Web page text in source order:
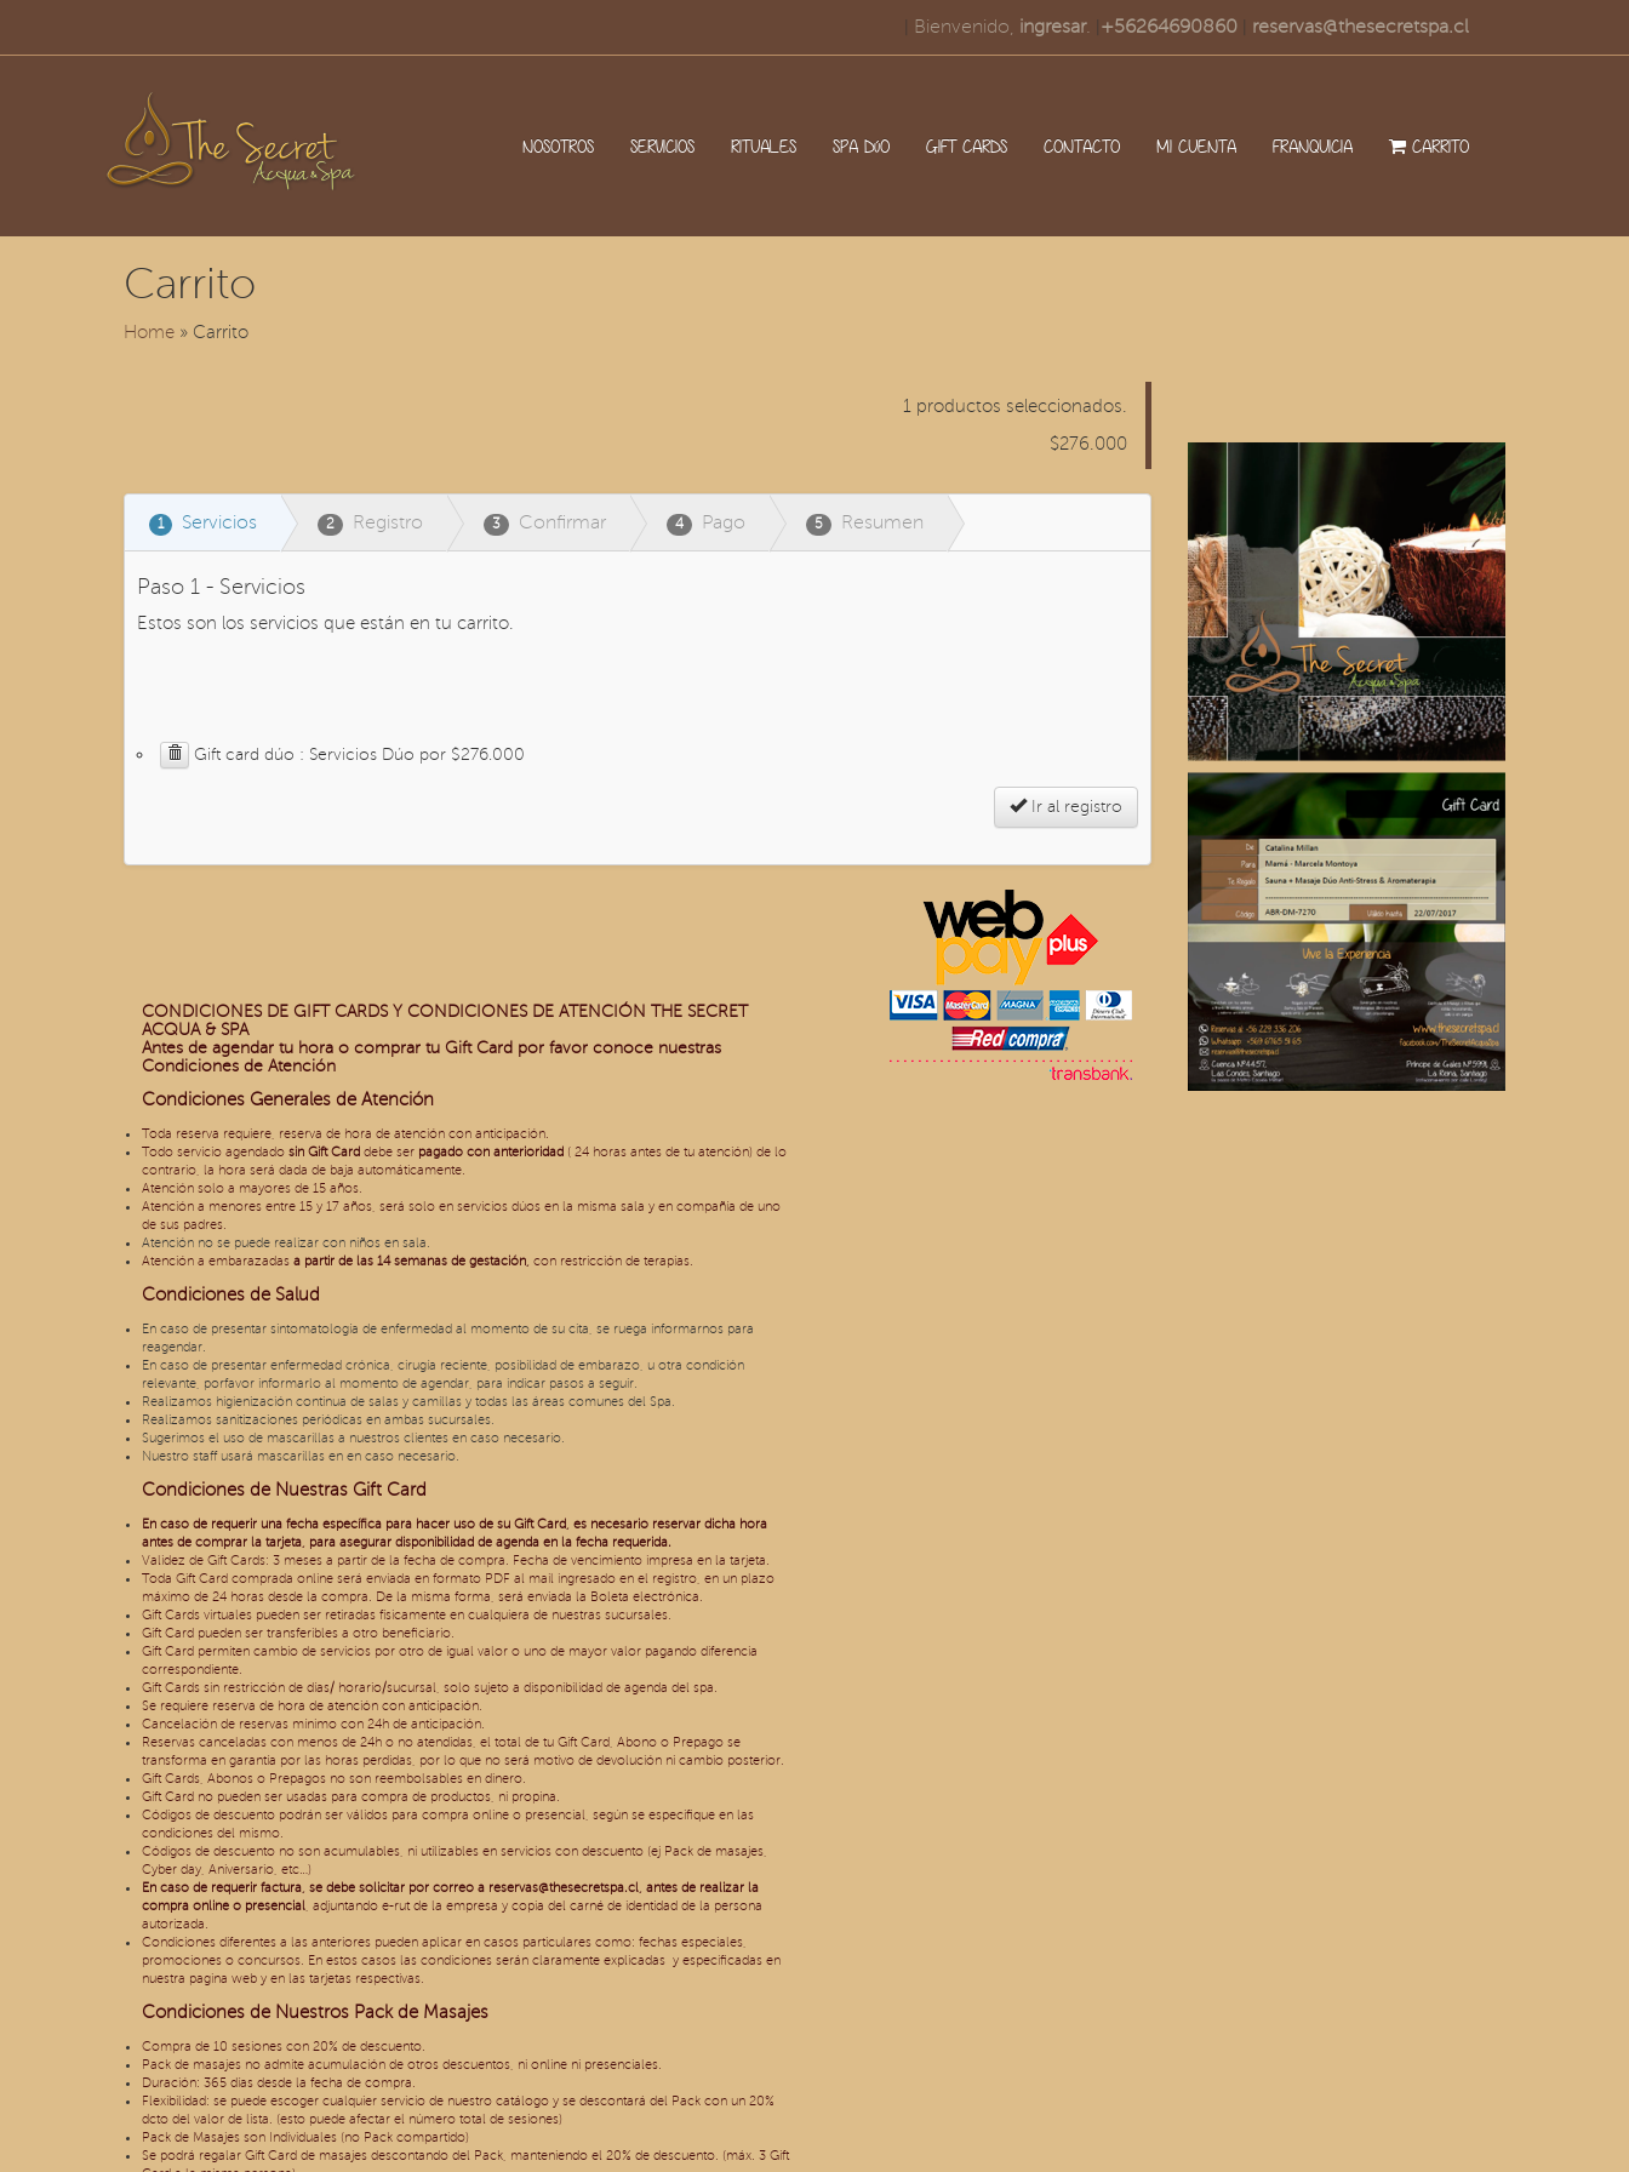
+56264690860 reservas@thesecretspa.cl
Bienvenido, ingresar.
NOSOTROS SERVICIOS RITUALES SPA DúO GIFT CARDS CONTACTO MI CUENTA FRANQUICIA CARRITO
Carrito
Home » Carrito
1 productos seleccionados.
$276.000
1 Servicios 2 Registro 3 Confirmar 4 Pago 5 Resumen
Paso 1 - Servicios
Estos son los servicios que están en tu carrito.
Gift card dúo : Servicios Dúo por $276.000
Ir al registro
CONDICIONES DE GIFT CARDS Y CONDICIONES DE ATENCIÓN THE SECRET
ACQUA & SPA
Antes de agendar tu hora o comprar tu Gift Card por favor conoce nuestras
Condiciones de Atención
Condiciones Generales de Atención
Toda reserva requiere, reserva de hora de atención con anticipación.
Todo servicio agendado sin Gift Card debe ser pagado con anterioridad ( 24 horas antes de tu atención) de lo
contrario, la hora será dada de baja automáticamente.
Atención solo a mayores de 15 años.
Atención a menores entre 15 y 17 años, será solo en servicios dúos en la misma sala y en compañía de uno
de sus padres.
Atención no se puede realizar con niños en sala.
Atención a embarazadas a partir de las 14 semanas de gestación, con restricción de terapias.
Condiciones de Salud
En caso de presentar sintomatología de enfermedad al momento de su cita, se ruega informarnos para
reagendar.
En caso de presentar enfermedad crónica, cirugía reciente, posibilidad de embarazo, u otra condición
relevante, porfavor informarlo al momento de agendar, para indicar pasos a seguir.
Realizamos higienización continua de salas y camillas y todas las áreas comunes del Spa.
Realizamos sanitizaciones periódicas en ambas sucursales.
Sugerimos el uso de mascarillas a nuestros clientes en caso necesario.
Nuestro staff usará mascarillas en en caso necesario.
Condiciones de Nuestras Gift Card
En caso de requerir una fecha específica para hacer uso de su Gift Card, es necesario reservar dicha hora
antes de comprar la tarjeta, para asegurar disponibilidad de agenda en la fecha requerida.
Validez de Gift Cards: 3 meses a partir de la fecha de compra. Fecha de vencimiento impresa en la tarjeta.
Toda Gift Card comprada online será enviada en formato PDF al mail ingresado en el registro, en un plazo
máximo de 24 horas desde la compra. De la misma forma, será enviada la Boleta electrónica.
Gift Cards virtuales pueden ser retiradas físicamente en cualquiera de nuestras sucursales.
Gift Card pueden ser transferibles a otro beneficiario.
Gift Card permiten cambio de servicios por otro de igual valor o uno de mayor valor pagando diferencia
correspondiente.
Gift Cards sin restricción de días/ horario/sucursal, solo sujeto a disponibilidad de agenda del spa.
Se requiere reserva de hora de atención con anticipación.
Cancelación de reservas mínimo con 24h de anticipación.
Reservas canceladas con menos de 24h o no atendidas, el total de tu Gift Card, Abono o Prepago se
transforma en garantía por las horas perdidas, por lo que no será motivo de devolución ni cambio posterior.
Gift Cards, Abonos o Prepagos no son reembolsables en dinero.
Gift Card no pueden ser usadas para compra de productos, ni propina.
Códigos de descuento podrán ser válidos para compra online o presencial, según se especifique en las
condiciones del mismo.
Códigos de descuento no son acumulables, ni utilizables en servicios con descuento (ej Pack de masajes,
Cyber day, Aniversario, etc…)
En caso de requerir factura, se debe solicitar por correo a reservas@thesecretspa.cl, antes de realizar la
compra online o presencial , adjuntando e-rut de la empresa y copia del carné de identidad de la persona
autorizada.
Condiciones diferentes a las anteriores pueden aplicar en casos particulares como: fechas especiales,
promociones o concursos. En estos casos las condiciones serán claramente explicadas y especificadas en
nuestra pagina web y en las tarjetas respectivas.
Condiciones de Nuestros Pack de Masajes
Compra de 10 sesiones con 20% de descuento.
Pack de masajes no admite acumulación de otros descuentos, ni online ni presenciales.
Duración: 365 días desde la fecha de compra.
Flexibilidad: se puede escoger cualquier servicio de nuestro catálogo y se descontará del Pack con un 20%
dcto del valor de lista. (esto puede afectar el número total de sesiones)
Pack de Masajes son Individuales (no Pack compartido)
Se podrá regalar Gift Card de masajes descontando del Pack, manteniendo el 20% de descuento. (máx. 3 Gift